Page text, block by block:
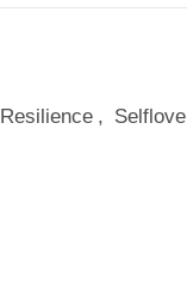
Resilience , Selflove